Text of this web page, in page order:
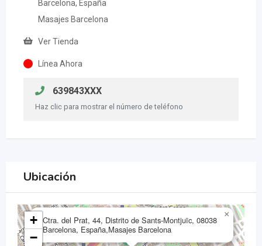
Barcelona, España
Masajes Barcelona
Ver Tienda
Línea Ahora
639843XXX
Haz clic para mostrar el número de teléfono
Ubicación
Ctra. del Prat, 44, Distrito de Sants-Montjuïc, 08038
Barcelona, España,Masajes Barcelona
×
+
−